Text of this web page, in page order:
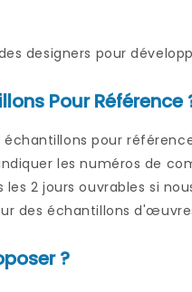
designers pour
Pour Référence
pour
les numéros de
2 jours ouvrables si
des échantillons
?